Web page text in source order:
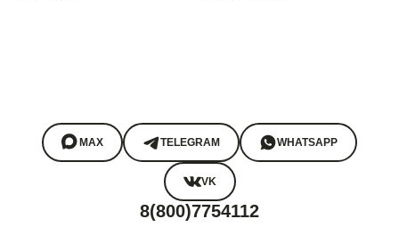
MAX TELEGRAM WHATSAPP
VK
8(800)7754112